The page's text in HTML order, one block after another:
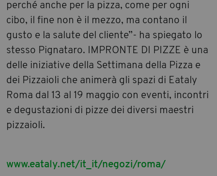
perché anche per la pizza, come per ogni
cibo, il fine non è il mezzo, ma contano il
gusto e la salute del cliente”- ha spiegato lo
stesso Pignataro. IMPRONTE DI PIZZE è una
delle iniziative della Settimana della Pizza e
dei Pizzaioli che animerà gli spazi di Eataly
Roma dal 13 al 19 maggio con eventi, incontri
e degustazioni di pizze dei diversi maestri
pizzaioli.
www.eataly.net/it_it/negozi/roma/